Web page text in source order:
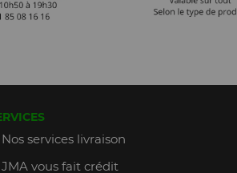
Nos services livraison
JMA vous fait crédit